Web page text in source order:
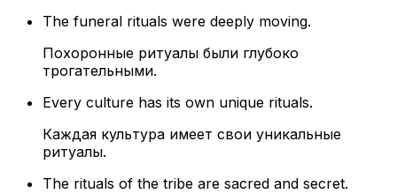
The funeral rituals were deeply moving.
Похоронные ритуалы были глубоко
трогательными.
Every culture has its own unique rituals.
Каждая культура имеет свои уникальные
ритуалы.
The rituals of the tribe are sacred and secret.